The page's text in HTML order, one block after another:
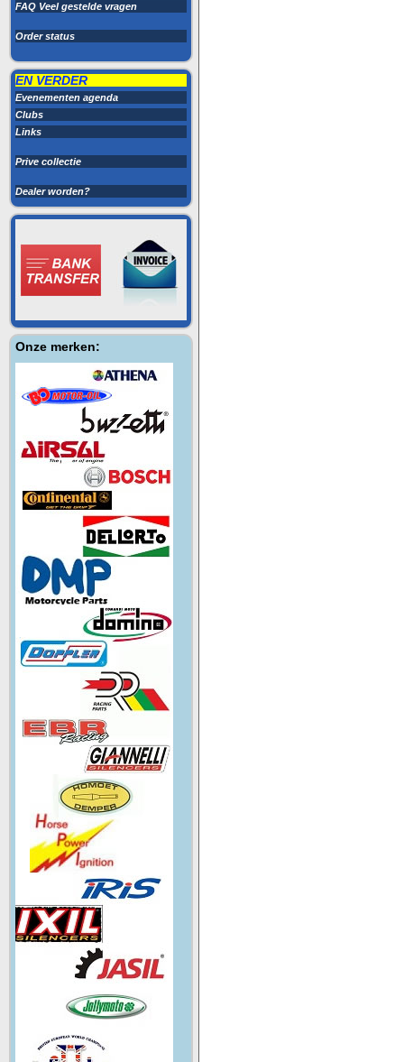
FAQ Veel gestelde vragen
Order status
EN VERDER
Evenementen agenda
Clubs
Links
Prive collectie
Dealer worden?
Onze merken: